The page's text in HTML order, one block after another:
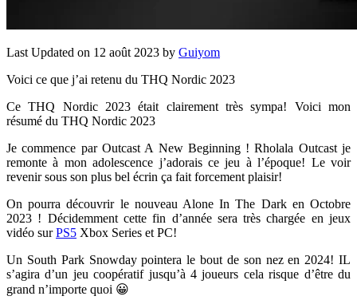
Last Updated on 12 août 2023 by Guiyom
Voici ce que j’ai retenu du THQ Nordic 2023
Ce THQ Nordic 2023 était clairement très sympa! Voici mon
résumé du THQ Nordic 2023
Je commence par Outcast A New Beginning ! Rholala Outcast je
remonte à mon adolescence j’adorais ce jeu à l’époque! Le voir
revenir sous son plus bel écrin ça fait forcement plaisir!
On pourra découvrir le nouveau Alone In The Dark en Octobre
2023 ! Décidemment cette fin d’année sera très chargée en jeux
vidéo surPS5 Xbox Series et PC!
Un South Park Snowday pointera le bout de son nez en 2024! IL
s’agira d’un jeu coopératif jusqu’à 4 joueurs cela risque d’être du
grand n’importe quoi 😀